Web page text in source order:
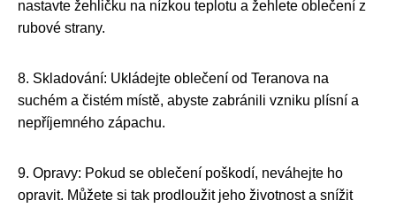
nastavte žehličku na nízkou teplotu a žehlete oblečení z
rubové strany.
8. Skladování: Ukládejte oblečení od Teranova na
suchém a čistém místě, abyste zabránili vzniku plísní a
nepříjemného zápachu.
9. Opravy: Pokud se oblečení poškodí, neváhejte ho
opravit. Můžete si tak prodloužit jeho životnost a snížit